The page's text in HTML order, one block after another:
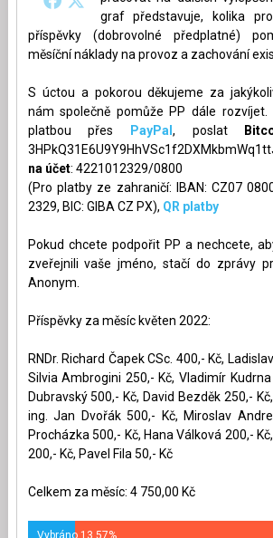
graf představuje, kolika
příspěvky (dobrovolné předplatné)
měsíční náklady na provoz a zachování
S úctou a pokorou děkujeme za
nám společně pomůže PP dále
platbou přes
PayPal , poslat
na účet: 4221012329/0800
(Pro platby ze zahraničí: IBAN: CZ07
2329, BIC: GIBA CZ PX), QR platby
Pokud chcete podpořit PP a nechcete,
zveřejnili vaše jméno, stačí do zprávy
Anonym.
Příspěvky za měsíc květen 2022:
RNDr. Richard Čapek CSc. 400,- Kč,
Silvia Ambrogini 250,- Kč, Vladimír
Dubravský 500,- Kč, David Bezděk 250,-
ing. Jan Dvořák 500,- Kč, Miroslav
Procházka 500,- Kč, Hana Válková 200,-
200,- Kč, Pavel Fila 50,- Kč
Celkem za měsíc: 4 750,00 Kč
Vybráno 13.57%